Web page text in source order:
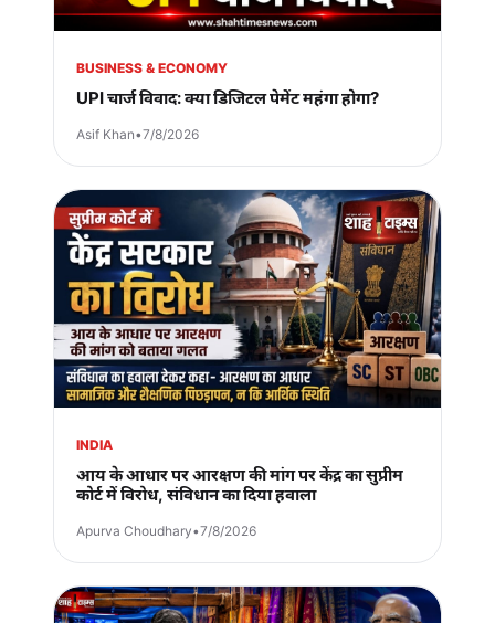
BUSINESS & ECONOMY
UPI चार्ज विवाद: क्या डिजिटल पेमेंट महंगा होगा?
Asif Khan•7/8/2026
INDIA
आय के आधार पर आरक्षण की मांग पर केंद्र का सुप्रीम
कोर्ट में विरोध, संविधान का दिया हवाला
Apurva Choudhary•7/8/2026